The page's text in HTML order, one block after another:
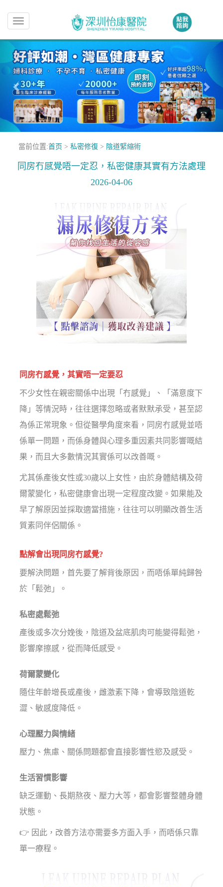
Toggle
navigation
當前位置:首页 > 私密修復 > 陰道緊縮術
同房冇感覺唔一定忍，私密健康其實有方法處理
2026-04-06
同房冇感覺，其實唔一定要忍
不少女性在親密關係中出現「冇感覺」、「滿意度下
降」等情況時，往往選擇忽略或者默默承受，甚至認
為係正常現象。但從醫學角度來看，同房冇感覺並唔
係單一問題，而係身體與心理多重因素共同影響嘅結
果，而且大多數情況其實係可以改善嘅。
尤其係產後女性或30歲以上女性，由於身體結構及荷
爾蒙變化，私密健康會出現一定程度改變。如果能及
早了解原因並採取適當措施，往往可以明顯改善生活
質素同伴侶關係。
點解會出現同房冇感覺?
要解決問題，首先要了解背後原因，而唔係單純歸咎
於「鬆弛」。
私密處鬆弛
產後或多次分娩後，陰道及盆底肌肉可能變得鬆弛，
影響摩擦感，從而降低感受。
荷爾蒙變化
隨住年齡增長或產後，雌激素下降，會導致陰道乾
澀、敏感度降低。
心理壓力與情緒
壓力、焦慮、關係問題都會直接影響性慾及感受。
生活習慣影響
缺乏運動、長期熬夜、壓力大等，都會影響整體身體
狀態。
👉 因此，改善方法亦需要多方面入手，而唔係只靠
單一療程。